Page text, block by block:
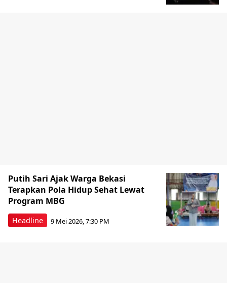
Headline
Putih Sari Ajak Warga Bekasi
Terapkan Pola Hidup Sehat Lewat
Program MBG
9 Mei 2026, 7:30 PM